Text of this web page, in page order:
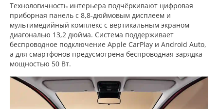
Технологичность интерьера подчёркивают цифровая
приборная панель с 8,8-дюймовым дисплеем и
мультимедийный комплекс с вертикальным экраном
диагональю 13,2 дюйма. Система поддерживает
беспроводное подключение Apple CarPlay и Android Auto,
а для смартфонов предусмотрена беспроводная зарядка
мощностью 50 Вт.